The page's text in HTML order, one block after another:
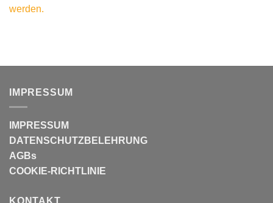
werden.
IMPRESSUM
IMPRESSUM
DATENSCHUTZBELEHRUNG
AGBs
COOKIE-RICHTLINIE